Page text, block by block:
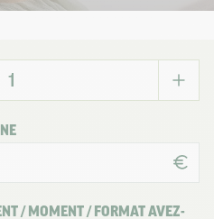
/ MOMENT / FORMAT AVEZ-